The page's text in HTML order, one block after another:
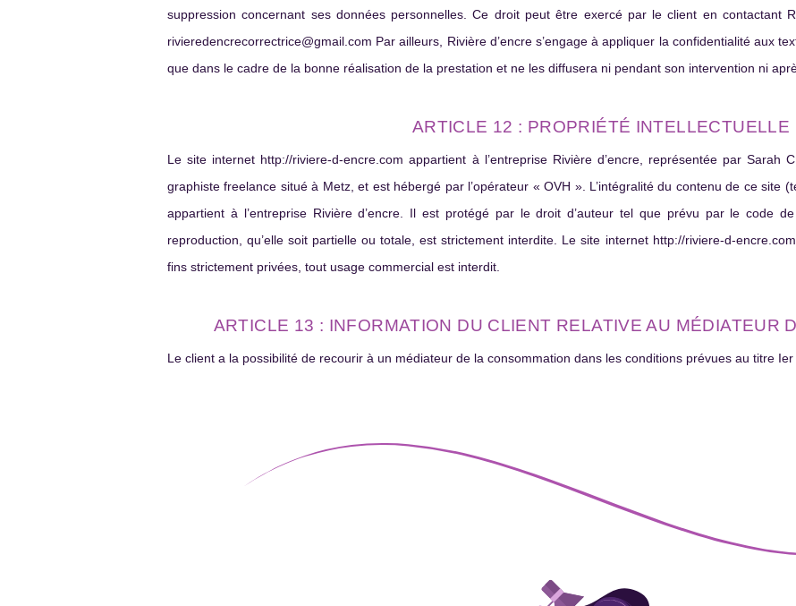
suppression concernant ses données personnelles. Ce droit peut être exercé par le client en contactant
rivieredencrecorrectrice@gmail.com Par ailleurs, Rivière d’encre s’engage à appliquer la confidentialité aux
que dans le cadre de la bonne réalisation de la prestation et ne les diffusera ni pendant son intervention ni
ARTICLE 12 : PROPRIÉTÉ INTELLECTUELLE
Le site internet http://riviere-d-encre.com appartient à l’entreprise Rivière d’encre, représentée par Sarah
graphiste freelance situé à Metz, et est hébergé par l’opérateur « OVH ». L’intégralité du contenu de ce site
appartient à l’entreprise Rivière d’encre. Il est protégé par le droit d’auteur tel que prévu par le code
reproduction, qu’elle soit partielle ou totale, est strictement interdite. Le site internet http://riviere-d-
fins strictement privées, tout usage commercial est interdit.
ARTICLE 13 : INFORMATION DU CLIENT RELATIVE AU MÉDIATEUR
Le client a la possibilité de recourir à un médiateur de la consommation dans les conditions prévues au titre